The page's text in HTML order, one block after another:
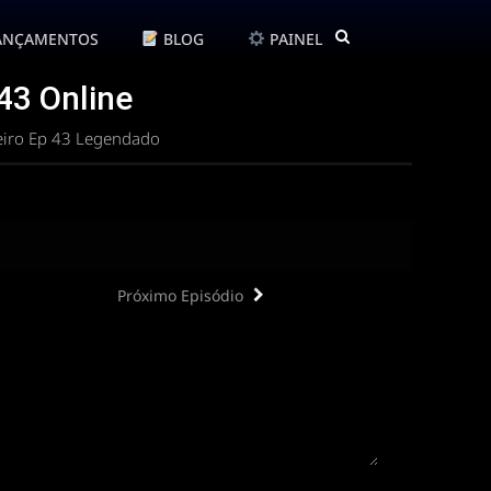
BLOG PAINEL
Online
Ep 43 Legendado
Próximo Episódio